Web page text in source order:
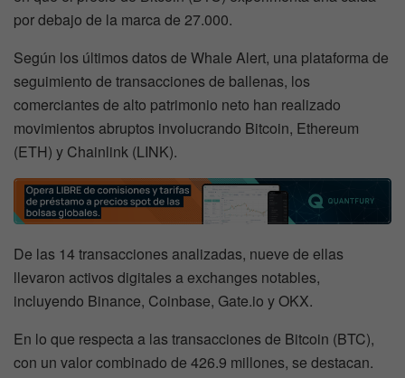
por debajo de la marca de 27.000.
Según los últimos datos de Whale Alert, una plataforma de
seguimiento de transacciones de ballenas, los
comerciantes de alto patrimonio neto han realizado
movimientos abruptos involucrando Bitcoin, Ethereum
(ETH) y Chainlink (LINK).
De las 14 transacciones analizadas, nueve de ellas
llevaron activos digitales a exchanges notables,
incluyendo Binance, Coinbase, Gate.io y OKX.
En lo que respecta a las transacciones de Bitcoin (BTC),
con un valor combinado de 426.9 millones, se destacan.